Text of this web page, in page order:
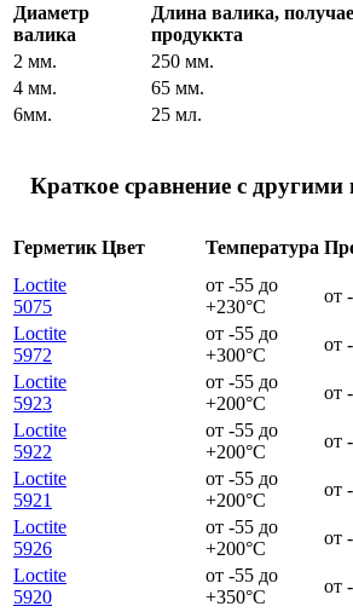
Диаметр
валика
Длина валика,
продуккта
2 мм.
250 мм.
4 мм.
65 мм.
6мм.
25 мл.
Краткое сравнение с
Герметик Цвет Температура
Loctite
5075
от -55 до
+230°C
от
Loctite
5972
от -55 до
+300°C
от
Loctite
5923
от -55 до
+200°C
от
Loctite
5922
от -55 до
+200°C
от
Loctite
5921
от -55 до
+200°C
от
Loctite
5926
от -55 до
+200°C
от
Loctite
5920
от -55 до
+350°C
от